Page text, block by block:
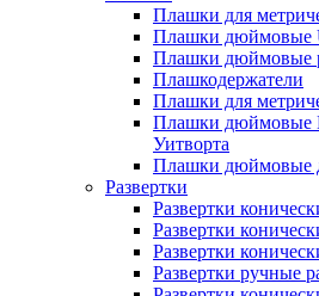
Плашки для
Плашки дюймовые
Плашки дюймовые
Плашкодержатели
Плашки для
Плашки дюймовые
Уитворта
Плашки дюймовые
Развертки
Развертки
Развертки
Развертки
Развертки ручные